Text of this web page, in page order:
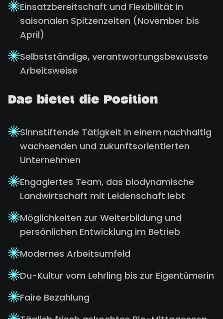
Einsatzbereitschaft und Flexibilität in
saisonalen Spitzenzeiten (November bis
April)
Selbstständige, verantwortungsbewusste
Arbeitsweise
Das bietet die Position
Sinnstiftende Tätigkeit in einem nachhaltig
wachsenden und zukunftsorientierten
Unternehmen
Engagiertes Team, das biodynamische
Landwirtschaft mit Leidenschaft lebt
Möglichkeiten zur Weiterbildung und
persönlichen Entwicklung im Betrieb
Modernes Arbeitsumfeld
Du-Kultur vom Lehrling bis zur Eigentümerin
Faire Bezahlung